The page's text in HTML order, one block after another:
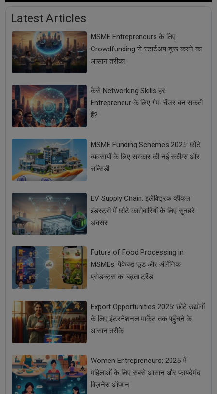
Latest Articles
MSME Entrepreneurs के लिए
Crowdfunding से स्टार्टअप शुरू करने का
आसान तरीका
कैसे Networking Skills हर
Entrepreneur के लिए गेम-चेंजर बन सकती
हैं?
MSME Funding Schemes 2025: छोटे
व्यवसायों के लिए सरकार की नई स्कीम्स और
सब्सिडी
EV Supply Chain: इलेक्ट्रिक व्हीकल
इंडस्ट्री में छोटे कारोबारियों के लिए सुनहरे
अवसर
Future of Food Processing in
MSMEs: पैकेज्ड फूड और ऑर्गेनिक
प्रोडक्ट्स का बढ़ता ट्रेंड
Export Opportunities 2025: छोटे उद्योगों
के लिए इंटरनेशनल मार्केट तक पहुँचने के
आसान तरीके
Women Entrepreneurs: 2025 में
महिलाओं के लिए सबसे आसान और फायदेमंद
बिज़नेस ऑप्शन